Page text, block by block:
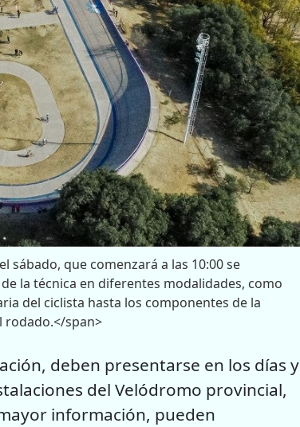
sábado, que comenzará a las 10:00 se
la técnica en diferentes modalidades, como
del ciclista hasta los componentes de la
rodado.</span>
deben presentarse en los días y
del Velódromo provincial,
información, pueden